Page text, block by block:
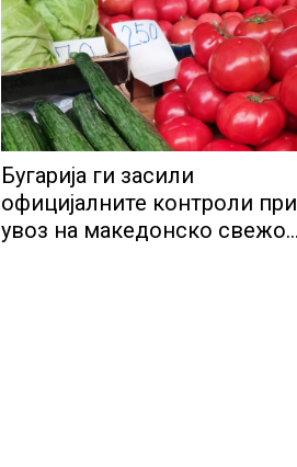
Бугарија ги засили
официјалните контроли при
увоз на македонско свежо